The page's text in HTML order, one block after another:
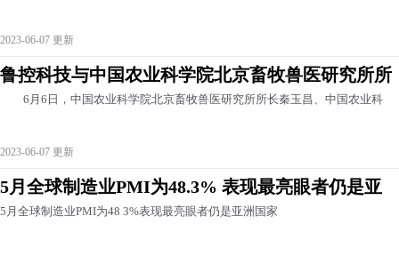
2023-06-07 更新
鲁控科技与中国农业科学院北京畜牧兽医研究所所
6月6日，中国农业科学院北京畜牧兽医研究所所长秦玉昌、中国农业科
2023-06-07 更新
5月全球制造业PMI为48.3% 表现最亮眼者仍是亚
5月全球制造业PMI为48 3%表现最亮眼者仍是亚洲国家